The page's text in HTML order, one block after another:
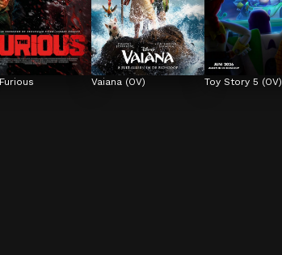
Vaiana (OV) Toy Story 5 (OV)